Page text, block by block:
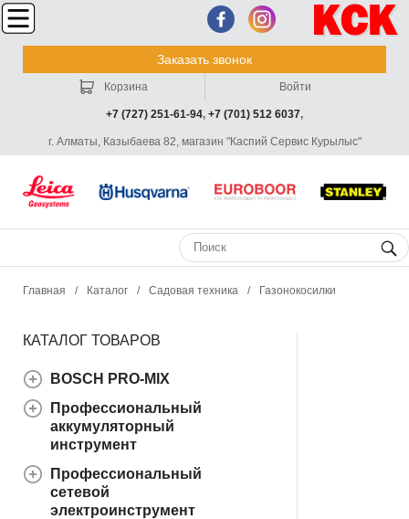
Заказать звонок
+7 (727) 251-61-94, +7 (701) 512 6037,
г. Алматы, Казыбаева 82, магазин "Каспий Сервис Курылыс"
Корзина Войти
Главная / Каталог / Садовая техника / Газонокосилки
КАТАЛОГ ТОВАРОВ
BOSCH PRO-MIX
Профессиональный
аккумуляторный
инструмент
Профессиональный
сетевой
электроинструмент